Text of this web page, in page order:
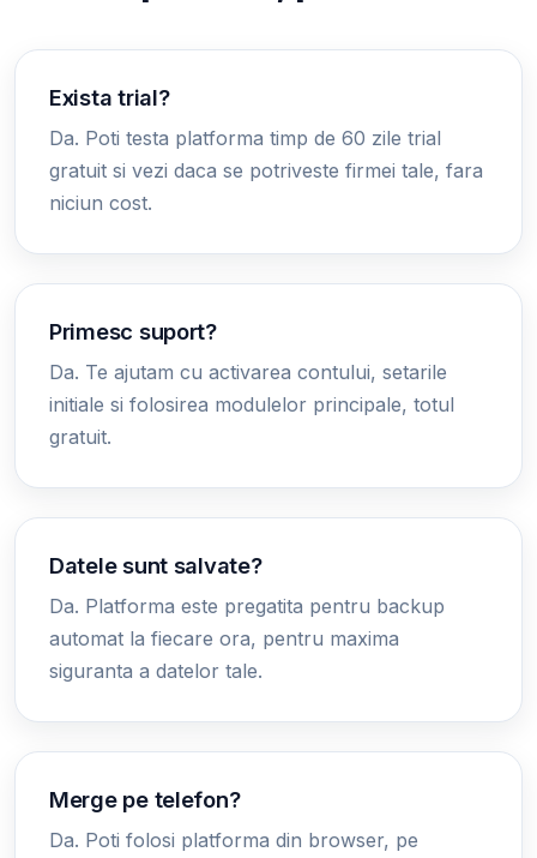
Exista trial?
Da. Poti testa platforma timp de 60 zile trial
gratuit si vezi daca se potriveste firmei tale, fara
niciun cost.
Primesc suport?
Da. Te ajutam cu activarea contului, setarile
initiale si folosirea modulelor principale, totul
gratuit.
Datele sunt salvate?
Da. Platforma este pregatita pentru backup
automat la fiecare ora, pentru maxima
siguranta a datelor tale.
Merge pe telefon?
Da. Poti folosi platforma din browser, pe